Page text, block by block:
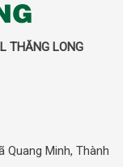
THĂNG LONG
Quang Minh, Thành